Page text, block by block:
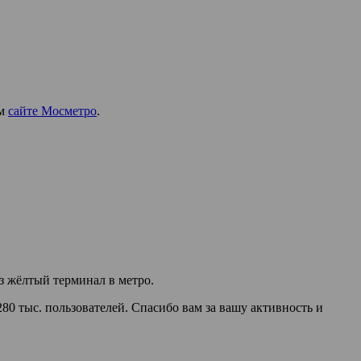
сайте Мосметро.
жёлтый терминал в метро.
тыс. пользователей. Спасибо вам за вашу активность и